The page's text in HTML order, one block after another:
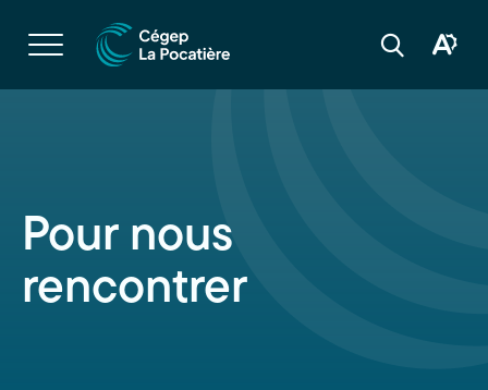
Ouvrir
la
navigation
Ouvrir
Ouvrir
Pour nous
rencontrer